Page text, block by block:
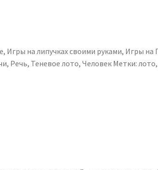
, Игры на липучках своими руками, Игры на
, Речь, Теневое лото, Человек Метки: лото,